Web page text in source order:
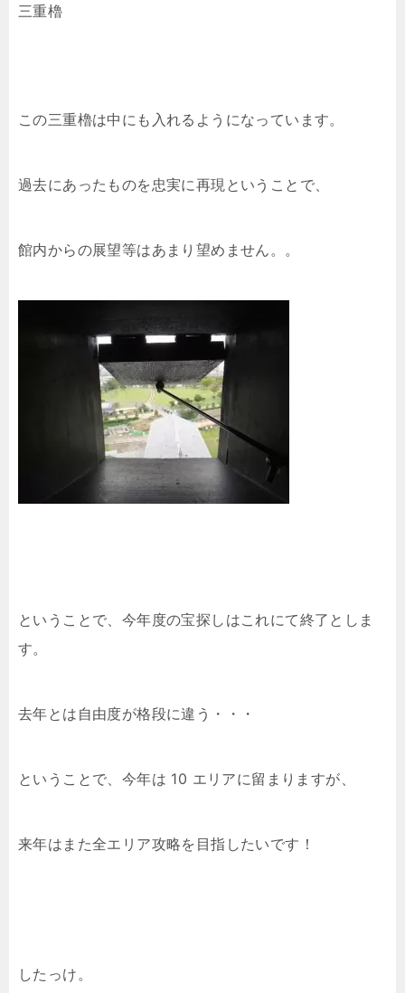
三重櫓
この三重櫓は中にも入れるようになっています。
過去にあったものを忠実に再現ということで、
館内からの展望等はあまり望めません。。
ということで、今年度の宝探しはこれにて終了としま
す。
去年とは自由度が格段に違う・・・
ということで、今年は 10 エリアに留まりますが、
来年はまた全エリア攻略を目指したいです！
したっけ。